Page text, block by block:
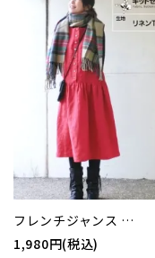
フレンチジャンス …
1,980円(税込)